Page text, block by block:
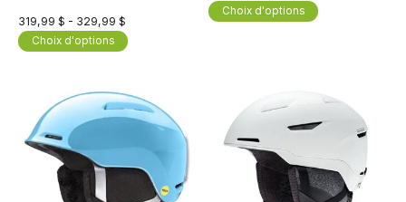
319,99 $ - 329,99 $
Choix d'options
Choix d'options